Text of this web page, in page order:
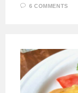
6 COMMENTS